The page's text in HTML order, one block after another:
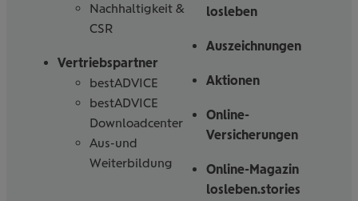
Nachhaltigkeit &
CSR
Vertriebspartner
bestADVICE
bestADVICE
Downloadcenter
Aus-und
Weiterbildung
losleben
Auszeichnungen
Aktionen
Online-
Versicherungen
Online-Magazin
losleben.stories